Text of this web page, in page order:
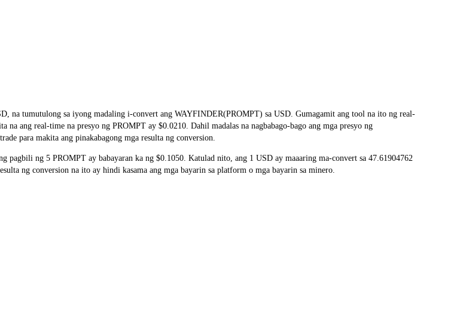
na tumutulong sa iyong madaling i-convert ang WAYFINDER(PROMPT) sa USD. Gumagamit ang tool na ito ng real-
na ang real-time na presyo ng PROMPT ay $0.0210. Dahil madalas na nagbabago-bago ang mga presyo ng
para makita ang pinakabagong mga resulta ng conversion.
pagbili ng 5 PROMPT ay babayaran ka ng $0.1050. Katulad nito, ang 1 USD ay maaaring ma-convert sa 47.61904762
ng conversion na ito ay hindi kasama ang mga bayarin sa platform o mga bayarin sa minero.